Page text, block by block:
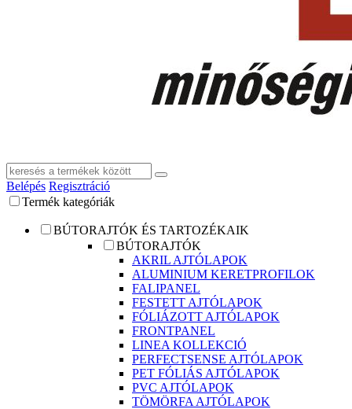
Belépés Regisztráció
Termék kategóriák
BÚTORAJTÓK ÉS TARTOZÉKAIK
BÚTORAJTÓK
AKRIL AJTÓLAPOK
ALUMINIUM KERETPROFILOK
FALIPANEL
FESTETT AJTÓLAPOK
FÓLIÁZOTT AJTÓLAPOK
FRONTPANEL
LINEA KOLLEKCIÓ
PERFECTSENSE AJTÓLAPOK
PET FÓLIÁS AJTÓLAPOK
PVC AJTÓLAPOK
TÖMÖRFA AJTÓLAPOK